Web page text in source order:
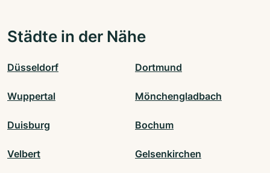
Städte in der Nähe
Düsseldorf Dortmund
Wuppertal Mönchengladbach
Duisburg Bochum
Velbert Gelsenkirchen